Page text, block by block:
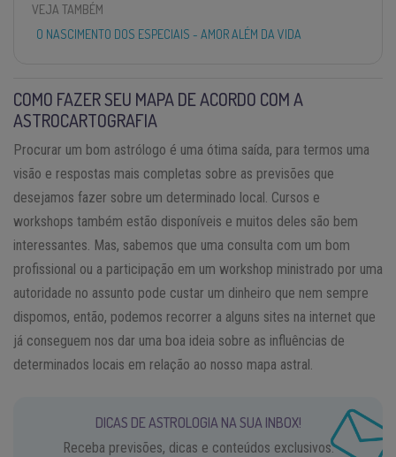
VEJA TAMBÉM
O NASCIMENTO DOS ESPECIAIS - AMOR ALÉM DA VIDA
COMO FAZER SEU MAPA DE ACORDO COM A
ASTROCARTOGRAFIA
Procurar um bom astrólogo é uma ótima saída, para termos uma
visão e respostas mais completas sobre as previsões que
desejamos fazer sobre um determinado local. Cursos e
workshops também estão disponíveis e muitos deles são bem
interessantes. Mas, sabemos que uma consulta com um bom
profissional ou a participação em um workshop ministrado por uma
autoridade no assunto pode custar um dinheiro que nem sempre
dispomos, então, podemos recorrer a alguns sites na internet que
já conseguem nos dar uma boa ideia sobre as influências de
determinados locais em relação ao nosso mapa astral.
DICAS DE ASTROLOGIA NA SUA INBOX!
Receba previsões, dicas e conteúdos exclusivos.